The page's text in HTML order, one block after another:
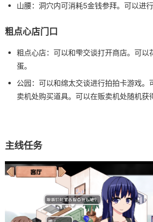
山腰：洞穴内可消耗5金钱参拜。可以进行
粗点心店门口
粗点心店：可以和雫交谈打开商店。可以
蛋。
公园：可以和绵太交谈进行拍拍卡游戏。
卖机处购买道具。可以在贩卖机处随机获
主线任务